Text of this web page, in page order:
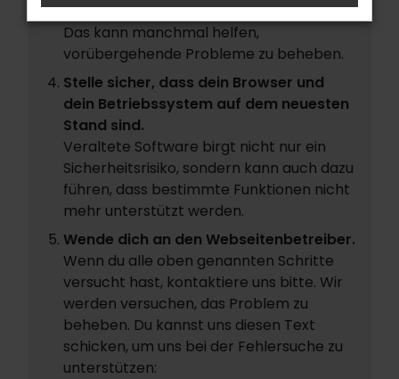
Starte dein Gerät neu.
Das kann manchmal helfen,
vorübergehende Probleme zu beheben.
Stelle sicher, dass dein Browser und
dein Betriebssystem auf dem neuesten
Stand sind.
Veraltete Software birgt nicht nur ein
Sicherheitsrisiko, sondern kann auch dazu
führen, dass bestimmte Funktionen nicht
mehr unterstützt werden.
Wende dich an den Webseitenbetreiber.
Wenn du alle oben genannten Schritte
versucht hast, kontaktiere uns bitte. Wir
werden versuchen, das Problem zu
beheben. Du kannst uns diesen Text
schicken, um uns bei der Fehlersuche zu
unterstützen: